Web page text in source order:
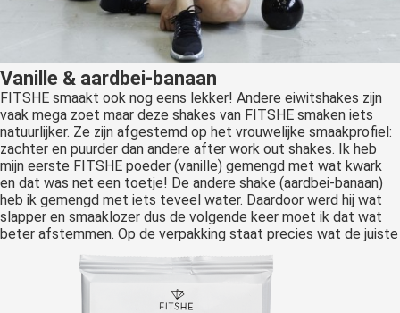
Vanille & aardbei-banaan
FITSHE smaakt ook nog eens lekker! Andere eiwitshakes zijn
vaak mega zoet maar deze shakes van FITSHE smaken iets
natuurlijker. Ze zijn afgestemd op het vrouwelijke smaakprofiel:
zachter en puurder dan andere after work out shakes. Ik heb
mijn eerste FITSHE poeder (vanille) gemengd met wat kwark
en dat was net een toetje! De andere shake (aardbei-banaan)
heb ik gemengd met iets teveel water. Daardoor werd hij wat
slapper en smaaklozer dus de volgende keer moet ik dat wat
beter afstemmen. Op de verpakking staat precies wat de juiste